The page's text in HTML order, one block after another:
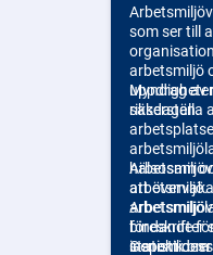
som ser till
arbetsmiljö
uppdrag av
riksdagen.
säkerställa
hälsosam
arbetsmiljö.
bindande
inspektioner
att
föreskrifter
statistik om
Genom